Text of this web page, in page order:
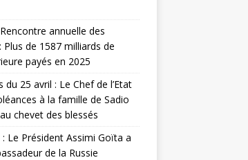
annuelle des
de 1587 milliards de
payés en 2025
25 avril : Le Chef de l’Etat
à la famille de Sadio
chevet des blessés
Le Président Assimi Goïta a
de la Russie